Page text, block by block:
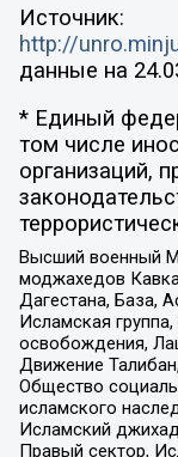
Источник:
http://
данные на
* Единый
том числе
организаций,
Высший военный
моджахедов
Дагестана, База,
Исламская
освобождения,
Движение
Общество
исламского
Исламский
Правый сектор,